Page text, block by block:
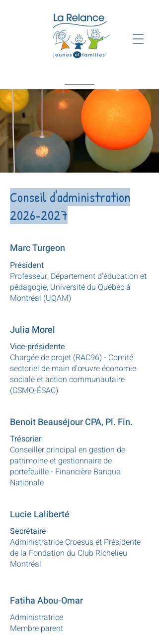
Conseil d'administration
2026-2027
Marc Turgeon
Président
Professeur, Département d’éducation et
pédagogie, Université du Québec à
Montréal (UQAM)
Julia Morel
Vice-présidente
Chargée de projet (RAC96) - Comité
sectoriel de main d'œuvre économie
sociale et action communautaire
(CSMO-ÉSAC)
Benoit Beauséjour CPA, Pl. Fin.
Trésorier
Conseiller principal en gestion de
patrimoine et gestionnaire de
portefeuille - Financière Banque
Nationale
Lucie Laliberté
Secrétaire
Administratrice Croesus et Présidente
de la Fondation du Club Richelieu
Montréal
Fatiha Abou-Omar
Administratrice
Membre parent